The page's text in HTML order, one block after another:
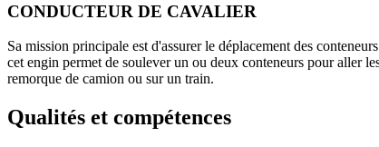
CONDUCTEUR DE CAVALIER
Sa mission principale est d'assurer le déplacement des
cet engin permet de soulever un ou deux conteneurs pour aller
remorque de camion ou sur un train.
Qualités et compétences